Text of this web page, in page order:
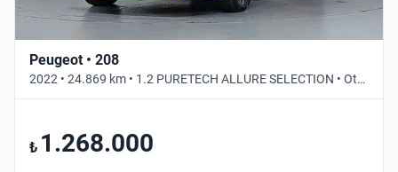
Peugeot • 208
2022 • 24.869 km • 1.2 PURETECH ALLURE SELECTION • Otomatik
₺ 1.268.000